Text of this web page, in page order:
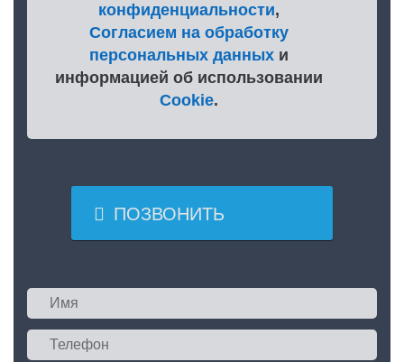
конфиденциальности,
Согласием на обработку
персональных данныхи
информацией об использовании
Cookie.
 ПОЗВОНИТЬ